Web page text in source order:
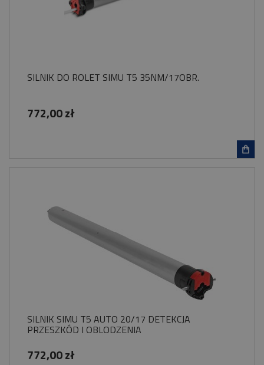
SILNIK DO ROLET SIMU T5 35NM/17OBR.
772,00 zł
SILNIK SIMU T5 AUTO 20/17 DETEKCJA
PRZESZKÓD I OBLODZENIA
772,00 zł